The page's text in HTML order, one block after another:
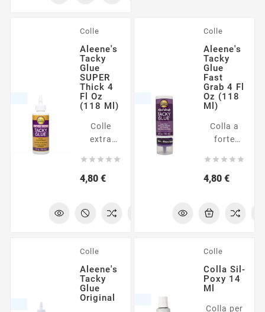
Colle
Aleene's
Tacky
Glue
SUPER
Thick 4
Fl Oz
(118 Ml)
Colle
extra
tossica
ed
Adatta
plastiche
quali il
vinile ad
altre
    
4,80 €Prezzo
Colle
Aleene's
Tacky
Glue
Fast
Grab 4 Fl
Oz (118
Ml)
Colla a
forte
    
4,80 €Prezzo
Colle
Aleene's
Tacky
Glue
Original
Colle
Colla Sil-
Poxy 14
Ml
Colla per